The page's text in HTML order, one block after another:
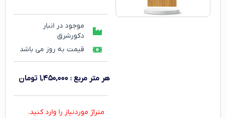
موجود در انبار
دکورشرق
قیمت به روز می باشد
هر متر مربع :۱,۴۵۰,۰۰۰ تومان
متراژ موردنیاز را وارد کنید.